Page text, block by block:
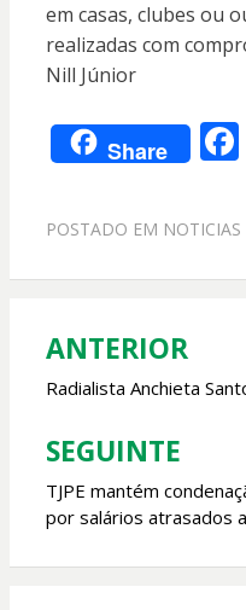
em casas, clubes ou
realizadas com
Nill Júnior
Share
POSTADO EM NOTICIAS
Navegação
de
Post
ANTERIOR
Radialista Anchieta
SEGUINTE
TJPE mantém
por salários atrasados